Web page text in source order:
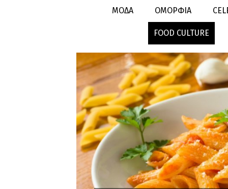
ΜΟΔΑ ΟΜΟΡΦΙΑ
FOOD CULTURE
ΣΥΝΤΑΓΕΣ